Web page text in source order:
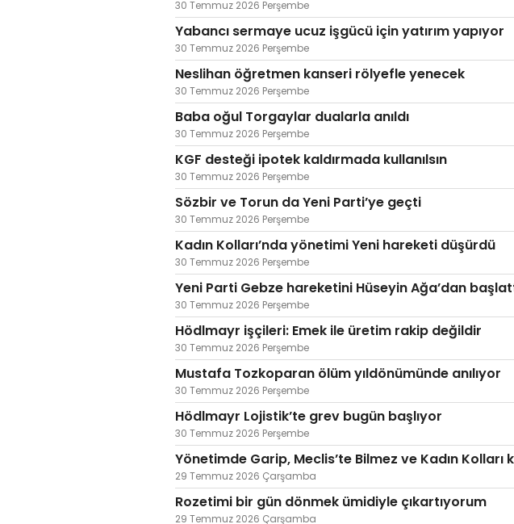
30 Temmuz 2026 Perşembe
Yabancı sermaye ucuz işgücü için yatırım yapıyor
30 Temmuz 2026 Perşembe
Neslihan öğretmen kanseri rölyefle yenecek
30 Temmuz 2026 Perşembe
Baba oğul Torgaylar dualarla anıldı
30 Temmuz 2026 Perşembe
KGF desteği ipotek kaldırmada kullanılsın
30 Temmuz 2026 Perşembe
Sözbir ve Torun da Yeni Parti’ye geçti
30 Temmuz 2026 Perşembe
Kadın Kolları’nda yönetimi Yeni hareketi düşürdü
30 Temmuz 2026 Perşembe
Yeni Parti Gebze hareketini Hüseyin Ağa’dan
30 Temmuz 2026 Perşembe
Hödlmayr işçileri: Emek ile üretim rakip değildir
30 Temmuz 2026 Perşembe
Mustafa Tozkoparan ölüm yıldönümünde anılıyor
30 Temmuz 2026 Perşembe
Hödlmayr Lojistik’te grev bugün başlıyor
30 Temmuz 2026 Perşembe
Yönetimde Garip, Meclis’te Bilmez ve Kadın Kolları
29 Temmuz 2026 Çarşamba
Rozetimi bir gün dönmek ümidiyle çıkartıyorum
29 Temmuz 2026 Çarşamba